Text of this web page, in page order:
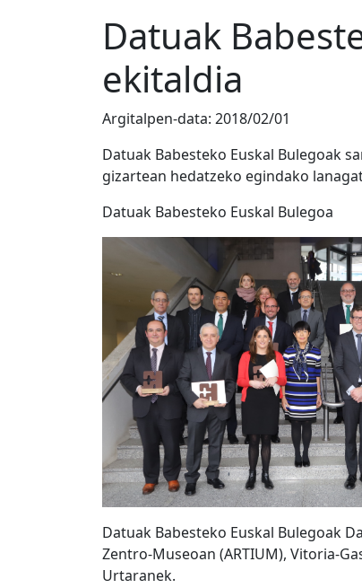
Datuak
ekitaldia
Argitalpen-data: 2018/02/01
Datuak Babesteko Euskal Bulegoak
gizartean hedatzeko egindako
Datuak Babesteko Euskal Bulegoa
Datuak Babesteko Euskal Bulegoak
Zentro-Museoan (ARTIUM), Vitoria-
Urtaranek.